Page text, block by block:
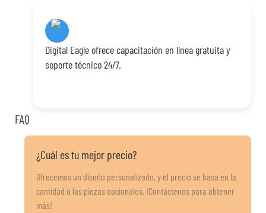
Digital Eagle ofrece capacitación en línea gratuita y
soporte técnico 24/7.
FAQ
¿Cuál es tu mejor precio?
Ofrecemos un diseño personalizado, y el precio se basa en la
cantidad o las piezas opcionales. ¡Contáctenos para obtener
más!